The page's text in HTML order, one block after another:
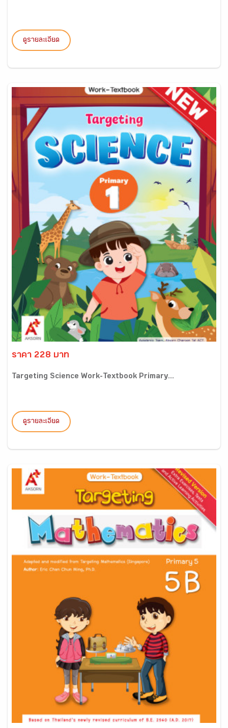
ดูรายละเอียด
ราคา 228 บาท
Targeting Science Work-Textbook Primary...
ดูรายละเอียด